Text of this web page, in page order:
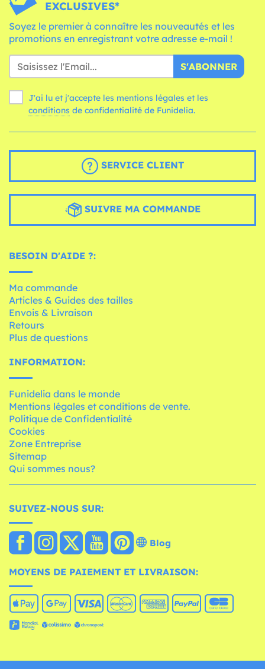
EXCLUSIVES*
Soyez le premier à connaître les nouveautés et les
promotions en enregistrant votre adresse e-mail !
S'ABONNER
J'ai lu et j'accepte les mentions légales et les
conditions de confidentialité de Funidelia.
SERVICE CLIENT
SUIVRE MA COMMANDE
BESOIN D'AIDE ?:
Ma commande
Articles & Guides des tailles
Envois & Livraison
Retours
Plus de questions
INFORMATION:
Funidelia dans le monde
Mentions légales et conditions de vente.
Politique de Confidentialité
Cookies
Zone Entreprise
Sitemap
Qui sommes nous?
SUIVEZ-NOUS SUR:
Blog
MOYENS DE PAIEMENT ET LIVRAISON: